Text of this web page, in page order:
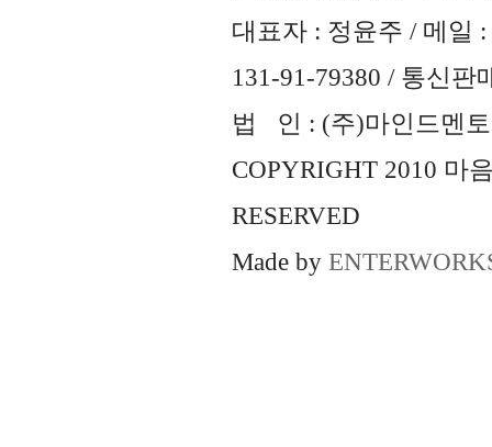
대표자 : 정윤주 / 메일 :
131-91-79380 / 통신판
법 인 : (주)마인드멘토
COPYRIGHT 2010 마
RESERVED
Made by